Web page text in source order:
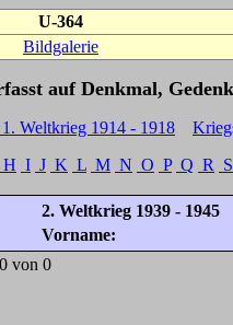
U-364
Bildgalerie
auf Denkmal,
Weltkrieg 1914 - 1918
H I J K L M N O P Q R S
2. Weltkrieg 1939 - 1945
Vorname:
von 0